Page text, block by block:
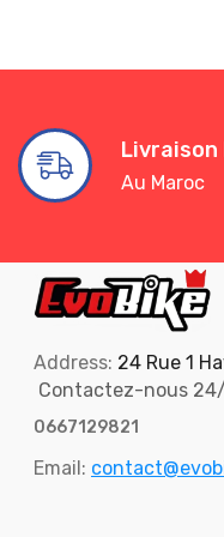
Au Maroc
Address: 24 Rue 1
Contactez-nous
0667129821
Email: